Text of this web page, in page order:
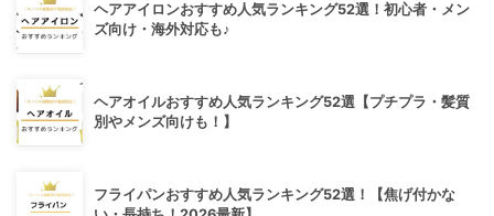
ヘアアイロンおすすめ人気ランキング52選！初心者・メン
ズ向け・海外対応も♪
ヘアオイルおすすめ人気ランキング52選【プチプラ・髪質
別やメンズ向けも！】
フライパンおすすめ人気ランキング52選！【焦げ付かな